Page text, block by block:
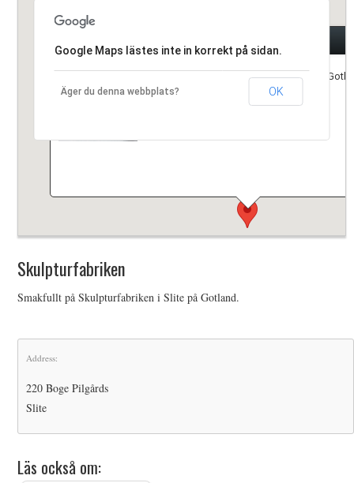
HIMLASNYGGT
VI MÖTER Smakfullt på Skulpturfabriken i Slite på
Google Maps lästes inte in korrekt på sidan.
Äger du denna webbplats? OK
Skulpturfabriken
Smakfullt på Skulpturfabriken i Slite på Gotland.
Address:
220 Boge Pilgårds
Slite
Läs också om: